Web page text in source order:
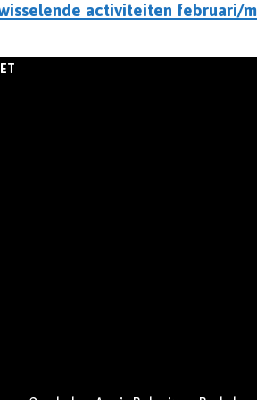
activiteiten februari/